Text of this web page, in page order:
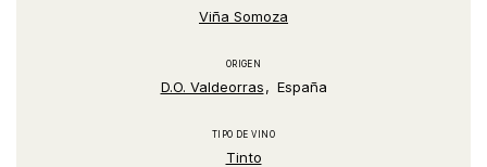
Viña Somoza
ORIGEN
D.O. Valdeorras España
TIPO DE VINO
Tinto